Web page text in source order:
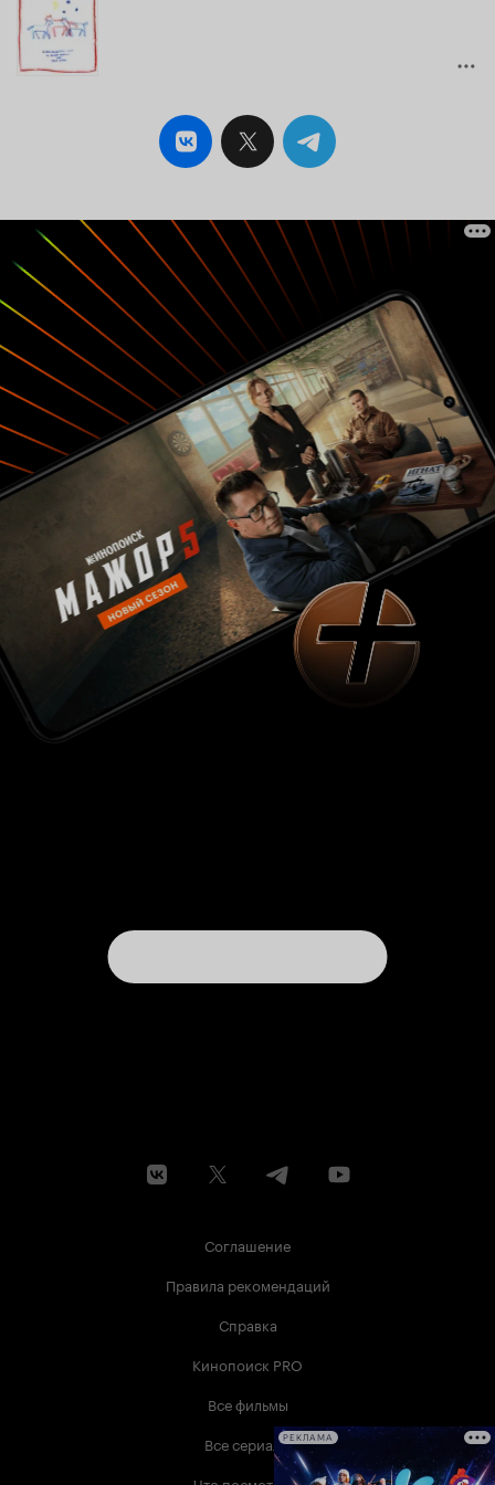
Соглашение
Правила рекомендаций
Справка
Кинопоиск PRO
Все фильмы
Все сериалыРЕКЛАМА